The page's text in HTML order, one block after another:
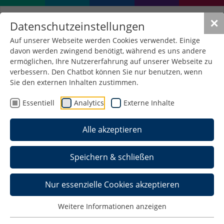
✕
Datenschutzeinstellungen
Auf unserer Webseite werden Cookies verwendet. Einige
davon werden zwingend benötigt, während es uns andere
ermöglichen, Ihre Nutzererfahrung auf unserer Webseite zu
verbessern. Den Chatbot können Sie nur benutzen, wenn
Sie den externen Inhalten zustimmen.
Essentiell Analytics Externe Inhalte
Alle akzeptieren
Speichern & schließen
Nur essenzielle Cookies akzeptieren
Weitere Informationen anzeigen
Kompetenzzentrum E-